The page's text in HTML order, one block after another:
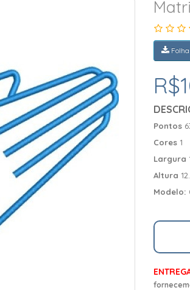
Pontos
Cores 1
Largura
Altura
Modelo: